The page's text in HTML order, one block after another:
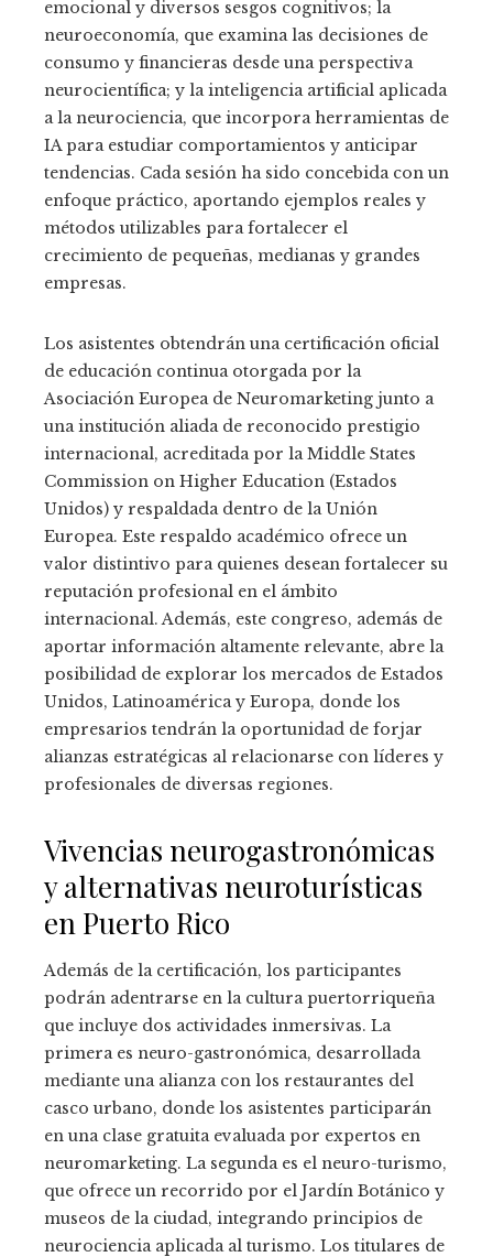
emocional y diversos sesgos cognitivos; la
neuroeconomía, que examina las decisiones de
consumo y financieras desde una perspectiva
neurocientífica; y la inteligencia artificial aplicada
a la neurociencia, que incorpora herramientas de
IA para estudiar comportamientos y anticipar
tendencias. Cada sesión ha sido concebida con un
enfoque práctico, aportando ejemplos reales y
métodos utilizables para fortalecer el
crecimiento de pequeñas, medianas y grandes
empresas.
Los asistentes obtendrán una certificación oficial
de educación continua otorgada por la
Asociación Europea de Neuromarketing junto a
una institución aliada de reconocido prestigio
internacional, acreditada por la Middle States
Commission on Higher Education (Estados
Unidos) y respaldada dentro de la Unión
Europea. Este respaldo académico ofrece un
valor distintivo para quienes desean fortalecer su
reputación profesional en el ámbito
internacional. Además, este congreso, además de
aportar información altamente relevante, abre la
posibilidad de explorar los mercados de Estados
Unidos, Latinoamérica y Europa, donde los
empresarios tendrán la oportunidad de forjar
alianzas estratégicas al relacionarse con líderes y
profesionales de diversas regiones.
Vivencias neurogastronómicas
y alternativas neuroturísticas
en Puerto Rico
Además de la certificación, los participantes
podrán adentrarse en la cultura puertorriqueña
que incluye dos actividades inmersivas. La
primera es neuro-gastronómica, desarrollada
mediante una alianza con los restaurantes del
casco urbano, donde los asistentes participarán
en una clase gratuita evaluada por expertos en
neuromarketing. La segunda es el neuro-turismo,
que ofrece un recorrido por el Jardín Botánico y
museos de la ciudad, integrando principios de
neurociencia aplicada al turismo. Los titulares de